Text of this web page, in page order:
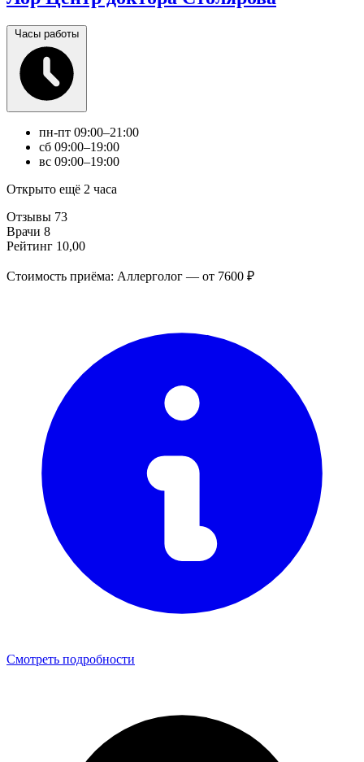
Часы работы
пн-пт 09:00–21:00
сб 09:00–19:00
вс 09:00–19:00
Открыто ещё 2 часа
Отзывы 73
Врачи 8
Рейтинг 10,00
Стоимость приёма: Аллерголог — от 7600 ₽
Смотреть подробности